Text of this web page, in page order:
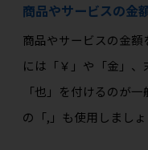
商品やサービスの金
商品やサービスの金
には「￥」や「金」、
「也」を付けるのが
の「, 」も使用しましょ